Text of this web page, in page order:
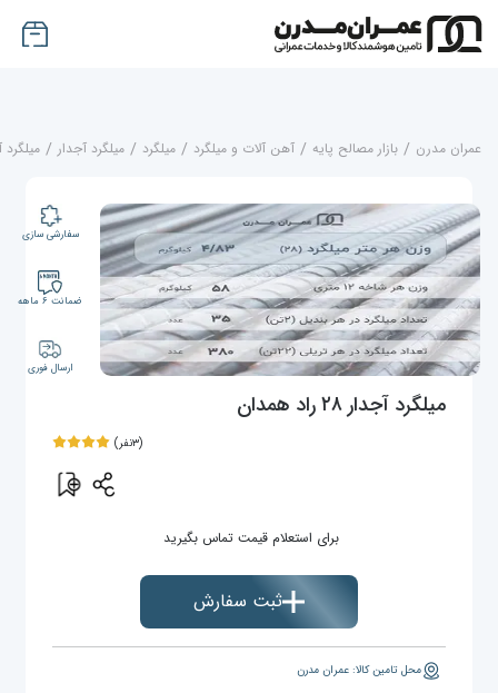
عمران مدرن / بازار مصالح پایه / آهن آلات و میلگرد / میلگرد / میلگرد آجدار / میلگرد
سفارشی سازی
ضمانت ۶ ماهه
ارسال فوری
میلگرد آجدار ۲۸ راد همدان
(۳نفر)
برای استعلام قیمت تماس بگیرید
ثبت سفارش
محل تامین کالا: عمران مدرن